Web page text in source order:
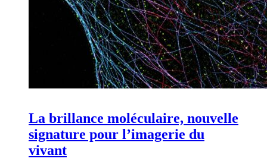
La brillance moléculaire, nouvelle
signature pour l’imagerie du
vivant